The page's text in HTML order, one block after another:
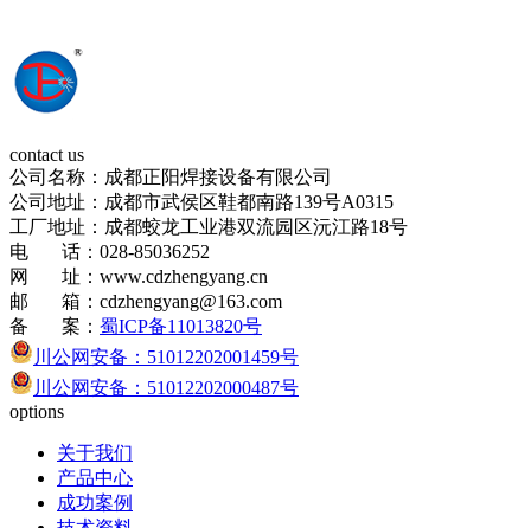
contact us
公司名称：成都正阳焊接设备有限公司
公司地址：成都市武侯区鞋都南路139号A0315
工厂地址：成都蛟龙工业港双流园区沅江路18号
电 话：028-85036252
网 址：www.cdzhengyang.cn
邮 箱：cdzhengyang@163.com
备 案： 蜀ICP备11013820号
川公网安备：51012202001459号
川公网安备：51012202000487号
options
关于我们
产品中心
成功案例